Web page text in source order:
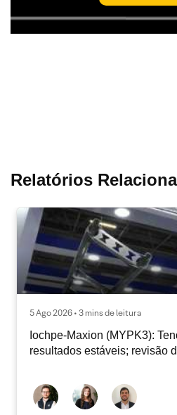
Relatórios
5 Ago 2026 • 3 mins de leitura
Iochpe-Maxion (MYPK3):
resultados estáveis; revisão